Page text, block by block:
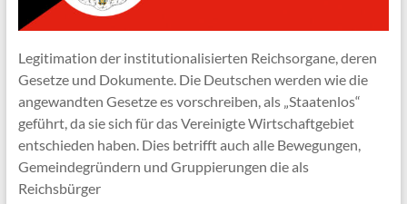
Legitimation der institutionalisierten Reichsorgane, deren
Gesetze und Dokumente. Die Deutschen werden wie die
angewandten Gesetze es vorschreiben, als „Staatenlos“
geführt, da sie sich für das Vereinigte Wirtschaftgebiet
entschieden haben. Dies betrifft auch alle Bewegungen,
Gemeindegründern und Gruppierungen die als
Reichsbürger